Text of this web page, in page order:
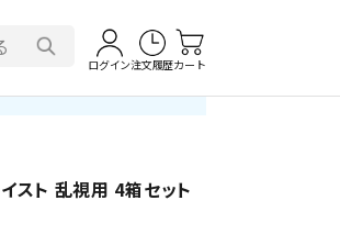
ログイン注文履歴カート
スト 乱視用 4箱セット